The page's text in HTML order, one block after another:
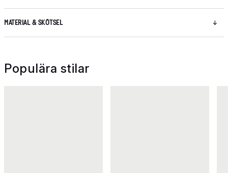
MATERIAL & SKÖTSEL
Populära stilar